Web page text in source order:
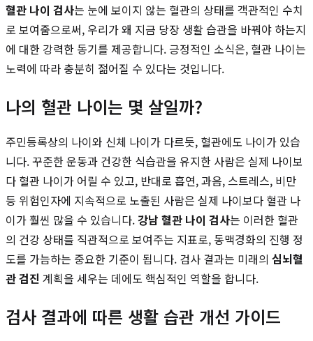
혈관 나이 검사는 눈에 보이지 않는 혈관의 상태를 객관적인 수치
로 보여줌으로써, 우리가 왜 지금 당장 생활 습관을 바꿔야 하는지
에 대한 강력한 동기를 제공합니다. 긍정적인 소식은, 혈관 나이는
노력에 따라 충분히 젊어질 수 있다는 것입니다.
나의 혈관 나이는 몇 살일까?
주민등록상의 나이와 신체 나이가 다르듯, 혈관에도 나이가 있습
니다. 꾸준한 운동과 건강한 식습관을 유지한 사람은 실제 나이보
다 혈관 나이가 어릴 수 있고, 반대로 흡연, 과음, 스트레스, 비만
등 위험인자에 지속적으로 노출된 사람은 실제 나이보다 혈관 나
이가 훨씬 많을 수 있습니다.강남 혈관 나이 검사는 이러한 혈관
의 건강 상태를 직관적으로 보여주는 지표로, 동맥경화의 진행 정
도를 가늠하는 중요한 기준이 됩니다. 검사 결과는 미래의 심뇌혈
관 검진 계획을 세우는 데에도 핵심적인 역할을 합니다.
검사 결과에 따른 생활 습관 개선 가이드